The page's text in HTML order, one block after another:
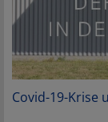
Covid-19-Krise